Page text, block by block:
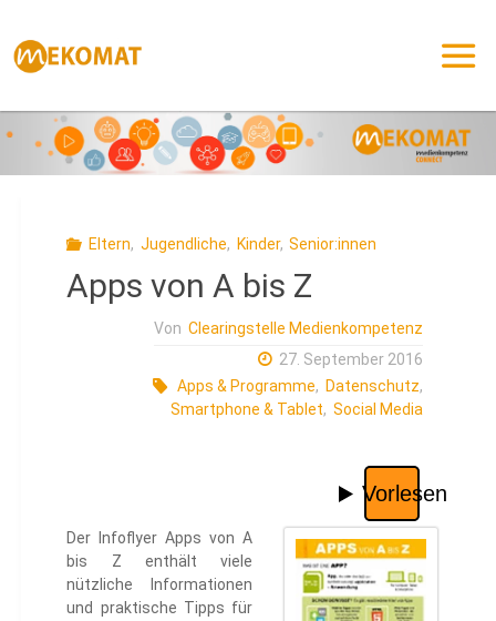
Inhalt
springen
Eltern, Jugendliche, Kinder, Senior:innen
Apps von A bis Z
Von Clearingstelle Medienkompetenz
27. September 2016
Apps & Programme, Datenschutz,
Smartphone & Tablet, Social Media
Der Infoflyer Apps von A
bis Z enthält viele
nützliche Informationen
und praktische Tipps für